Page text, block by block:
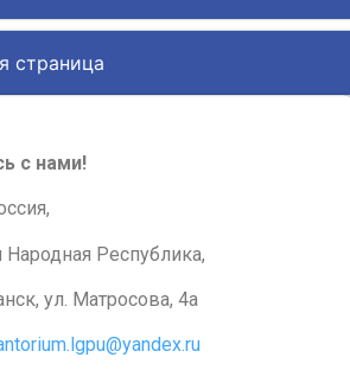
страница
с нами!
Народная Республика,
ул. Матросова, 4а